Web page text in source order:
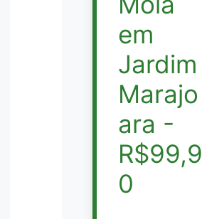
em
Jardim
Marajo
ara -
R$99,9
0